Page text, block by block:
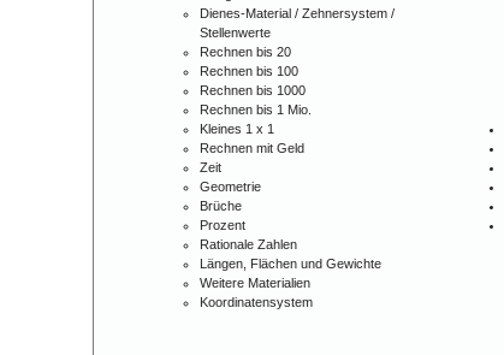
Dienes-Material / Zehnersystem /
Stellenwerte
Rechnen bis 20
Rechnen bis 100
Rechnen bis 1000
Rechnen bis 1 Mio.
Kleines 1 x 1
Rechnen mit Geld
Zeit
Geometrie
Brüche
Prozent
Rationale Zahlen
Längen, Flächen und Gewichte
Weitere Materialien
Koordinatensystem